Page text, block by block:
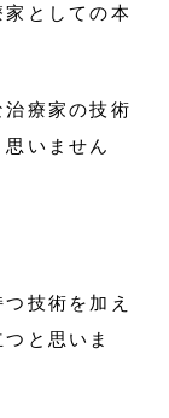
家としての本
療家の技術
いません
技術を加え
と思いま